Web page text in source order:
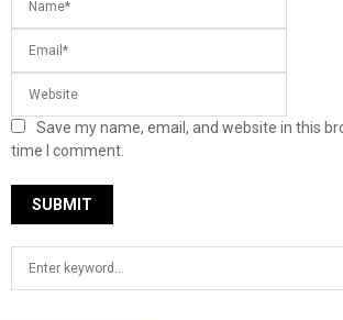
Save my name, email, and website in this
time I comment.